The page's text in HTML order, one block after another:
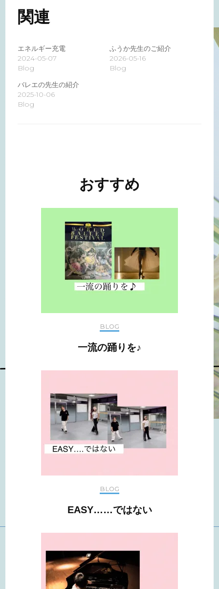
関連
エネルギー充電
2024-05-07
Blog
ふうか先生のご紹介
2026-05-16
Blog
バレエの先生の紹介
2025-10-06
Blog
おすすめ
BLOG
一流の踊りを♪
BLOG
EASY……ではない